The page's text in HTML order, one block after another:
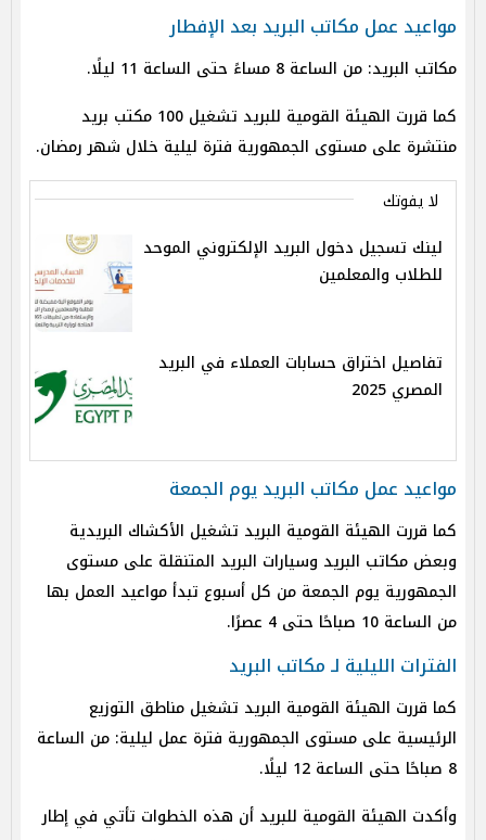
مواعيد عمل مكاتب البريد بعد الإفطار
مكاتب البريد: من الساعة 8 مساءً حتى الساعة 11 ليلًا.
كما قررت الهيئة القومية للبريد تشغيل 100 مكتب بريد
منتشرة على مستوى الجمهورية فترة ليلية خلال شهر رمضان.
لا يفوتك
لينك تسجيل دخول البريد الإلكتروني الموحد
للطلاب والمعلمين
تفاصيل اختراق حسابات العملاء في البريد
المصري 2025
مواعيد عمل مكاتب البريد يوم الجمعة
كما قررت الهيئة القومية البريد تشغيل الأكشاك البريدية
وبعض مكاتب البريد وسيارات البريد المتنقلة على مستوى
الجمهورية يوم الجمعة من كل أسبوع تبدأ مواعيد العمل بها
من الساعة 10 صباحًا حتى 4 عصرًا.
الفترات الليلية لـ مكاتب البريد
كما قررت الهيئة القومية البريد تشغيل مناطق التوزيع
الرئيسية على مستوى الجمهورية فترة عمل ليلية: من الساعة
8 صباحًا حتى الساعة 12 ليلًا.
وأكدت الهيئة القومية للبريد أن هذه الخطوات تأتي في إطار